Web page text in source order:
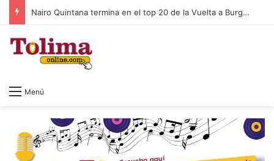
Nairo Quintana termina en el top 20 de la Vuelta a Burgos 2026
Menú